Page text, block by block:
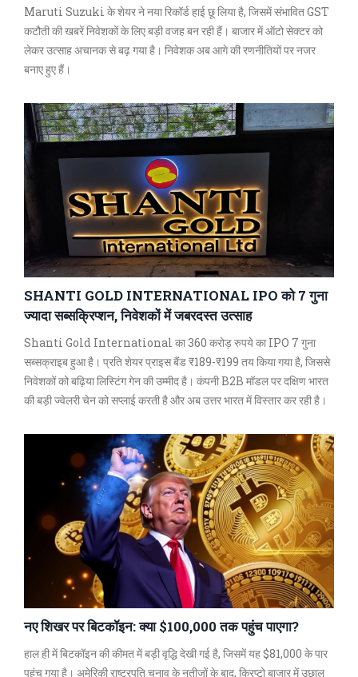
Maruti Suzuki के शेयर ने नया रिकॉर्ड हाई छू लिया है, जिसमें संभावित GST
कटौती की खबरें निवेशकों के लिए बड़ी वजह बन रही हैं। बाजार में ऑटो सेक्टर को
लेकर उत्साह अचानक से बढ़ गया है। निवेशक अब आगे की रणनीतियों पर नजर
बनाए हुए हैं।
SHANTI GOLD INTERNATIONAL IPO को 7 गुना
ज्यादा सब्सक्रिप्शन, निवेशकों में जबरदस्त उत्साह
Shanti Gold International का 360 करोड़ रुपये का IPO 7 गुना
सब्सक्राइब हुआ है। प्रति शेयर प्राइस बैंड ₹189-₹199 तय किया गया है, जिससे
निवेशकों को बढ़िया लिस्टिंग गेन की उम्मीद है। कंपनी B2B मॉडल पर दक्षिण भारत
की बड़ी ज्वेलरी चेन को सप्लाई करती है और अब उत्तर भारत में विस्तार कर रही है।
नए शिखर पर बिटकॉइन: क्या $100,000 तक पहुंच पाएगा?
हाल ही में बिटकॉइन की कीमत में बड़ी वृद्धि देखी गई है, जिसमें यह $81,000 के पार
पहुंच गया है। अमेरिकी राष्ट्रपति चुनाव के नतीजों के बाद, क्रिप्टो बाजार में उछाल